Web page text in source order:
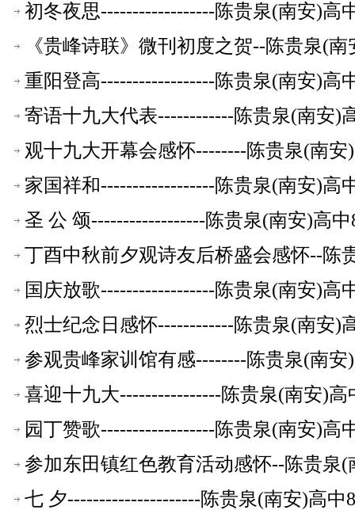
初冬夜思------------------陈贵泉(南安)高
《贵峰诗联》微刊初度之贺--陈贵泉(
重阳登高------------------陈贵泉(南安)高
寄语十九大代表------------陈贵泉(南安)
观十九大开幕会感怀--------陈贵泉(南安
家国祥和------------------陈贵泉(南安)高
圣 公 颂------------------陈贵泉(南安)高
丁酉中秋前夕观诗友后桥盛会感怀--陈
国庆放歌------------------陈贵泉(南安)高
烈士纪念日感怀------------陈贵泉(南安)
参观贵峰家训馆有感--------陈贵泉(南安
喜迎十九大----------------陈贵泉(南安)高
园丁赞歌------------------陈贵泉(南安)高
参加东田镇红色教育活动感怀--陈贵泉
七 夕---------------------陈贵泉(南安)高中